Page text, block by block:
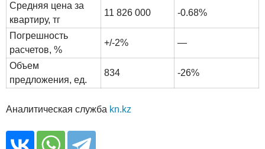
Средняя цена за
квартиру, тг
11 826 000 -0.68%
Погрешность
расчетов, %
+/-2% —
Объем
предложения, ед.
834 -26%
Аналитическая служба kn.kz